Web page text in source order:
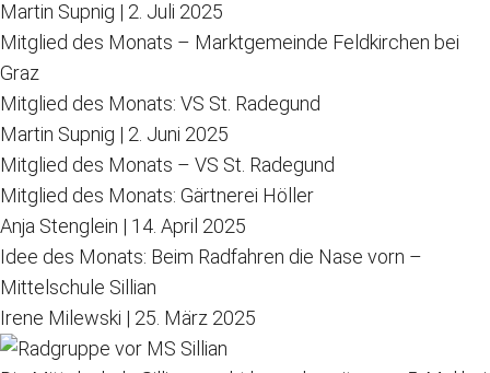
Martin Supnig | 2. Juli 2025
Mitglied des Monats – Marktgemeinde Feldkirchen bei
Graz
Mitglied des Monats: VS St. Radegund
Martin Supnig | 2. Juni 2025
Mitglied des Monats – VS St. Radegund
Mitglied des Monats: Gärtnerei Höller
Anja Stenglein | 14. April 2025
Idee des Monats: Beim Radfahren die Nase vorn –
Mittelschule Sillian
Irene Milewski | 25. März 2025